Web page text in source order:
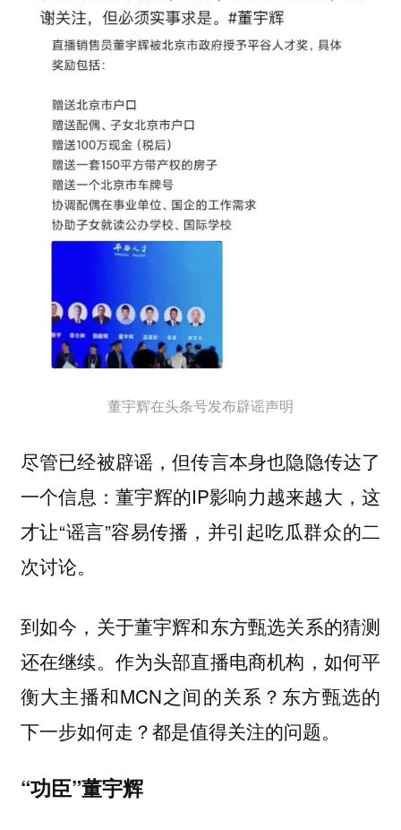
董宇辉在头条号发布辟谣声明
尽管已经被辟谣，但传言本身也隐隐传达了
一个信息：董宇辉的IP影响力越来越大，这
才让“谣言”容易传播，并引起吃瓜群众的二
次讨论。
到如今，关于董宇辉和东方甄选关系的猜测
还在继续。作为头部直播电商机构，如何平
衡大主播和MCN之间的关系？东方甄选的
下一步如何走？都是值得关注的问题。
“功臣”董宇辉